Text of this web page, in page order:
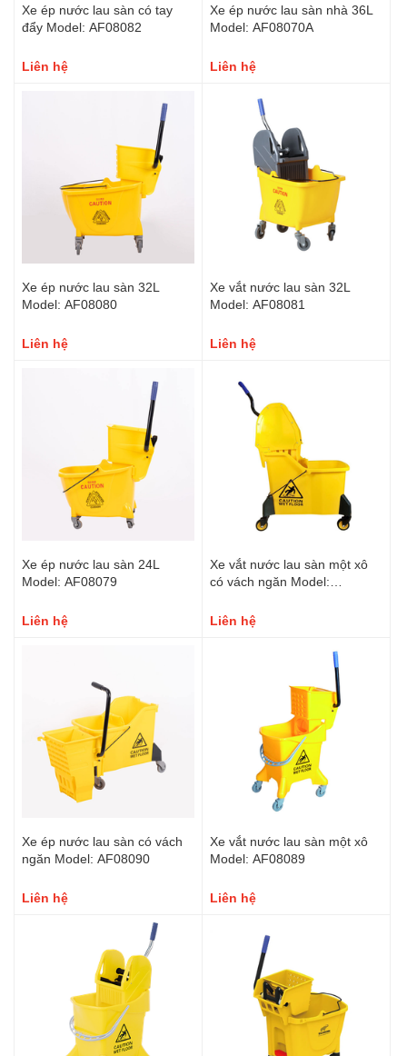
Xe ép nước lau sàn có tay
đẩy Model: AF08082
Liên hệ
Xe ép nước lau sàn nhà 36L
Model: AF08070A
Liên hệ
Xe ép nước lau sàn 32L
Model: AF08080
Liên hệ
Xe vắt nước lau sàn 32L
Model: AF08081
Liên hệ
Xe ép nước lau sàn 24L
Model: AF08079
Liên hệ
Xe vắt nước lau sàn một xô
có vách ngăn Model:
Liên hệ
Xe ép nước lau sàn có vách
ngăn Model: AF08090
Liên hệ
Xe vắt nước lau sàn một xô
Model: AF08089
Liên hệ